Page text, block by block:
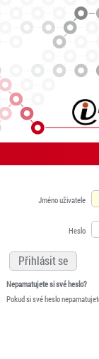
Jméno uživatele
Heslo
Nepamatujete si své heslo?
Pokud si své heslo